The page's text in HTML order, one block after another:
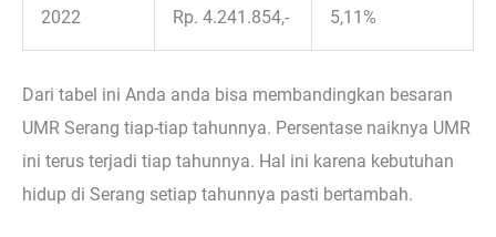
2022 Rp. 4.241.854,- 5,11%
Dari tabel ini Anda anda bisa membandingkan besaran
UMR Serang tiap-tiap tahunnya. Persentase naiknya UMR
ini terus terjadi tiap tahunnya. Hal ini karena kebutuhan
hidup di Serang setiap tahunnya pasti bertambah.